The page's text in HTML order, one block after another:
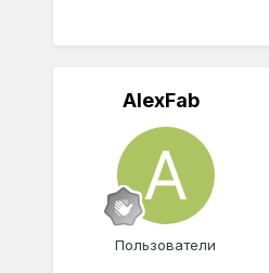
AlexFab
Пользователи